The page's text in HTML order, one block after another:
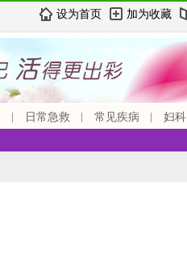
设为首页 加为收藏
日常急救 常见疾病 妇科